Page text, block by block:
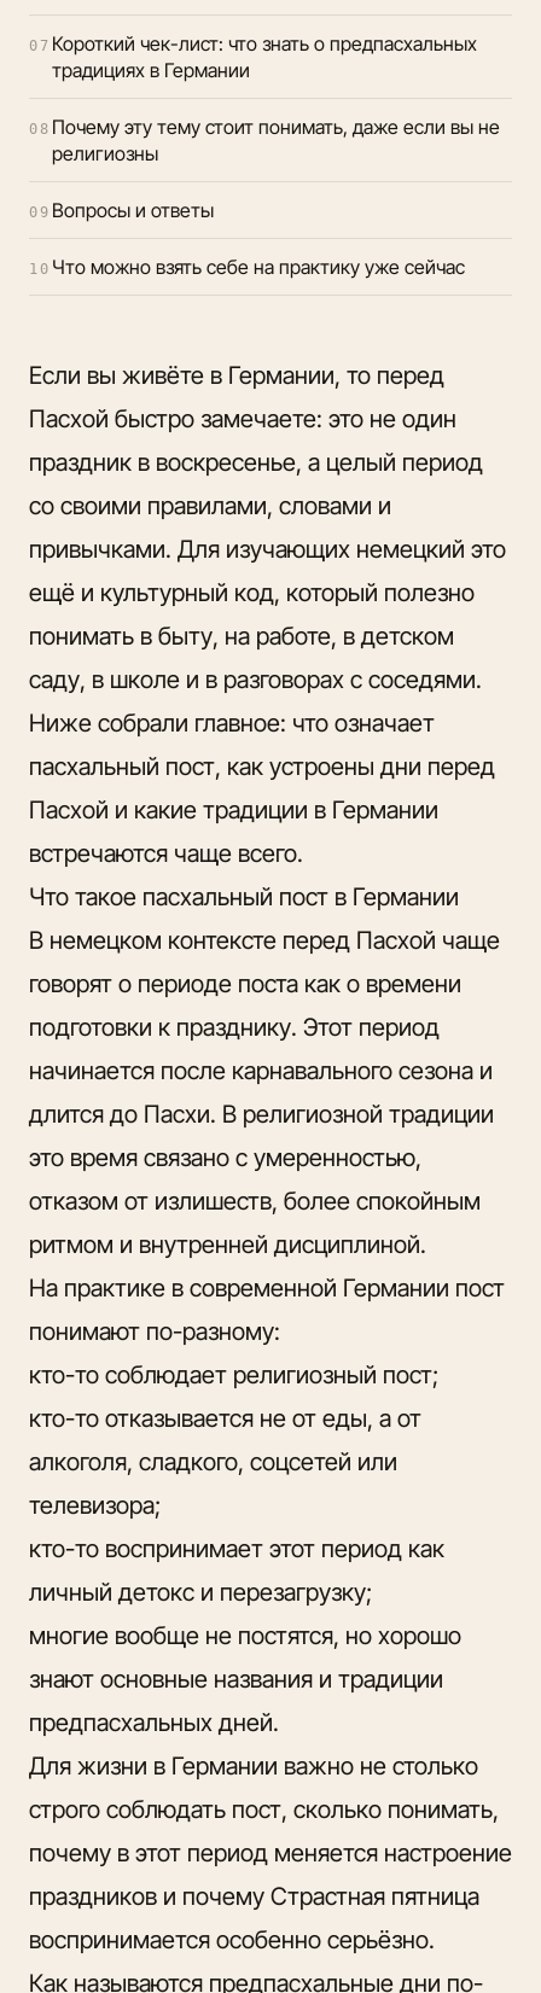
07 Короткий чек-лист: что знать о предпасхальных
традициях в Германии
08 Почему эту тему стоит понимать, даже если вы не
религиозны
09 Вопросы и ответы
10 Что можно взять себе на практику уже сейчас
Если вы живёте в Германии, то перед
Пасхой быстро замечаете: это не один
праздник в воскресенье, а целый период
со своими правилами, словами и
привычками. Для изучающих немецкий это
ещё и культурный код, который полезно
понимать в быту, на работе, в детском
саду, в школе и в разговорах с соседями.
Ниже собрали главное: что означает
пасхальный пост, как устроены дни перед
Пасхой и какие традиции в Германии
встречаются чаще всего.
Что такое пасхальный пост в Германии
В немецком контексте перед Пасхой чаще
говорят о периоде поста как о времени
подготовки к празднику. Этот период
начинается после карнавального сезона и
длится до Пасхи. В религиозной традиции
это время связано с умеренностью,
отказом от излишеств, более спокойным
ритмом и внутренней дисциплиной.
На практике в современной Германии пост
понимают по-разному:
кто-то соблюдает религиозный пост;
кто-то отказывается не от еды, а от
алкоголя, сладкого, соцсетей или
телевизора;
кто-то воспринимает этот период как
личный детокс и перезагрузку;
многие вообще не постятся, но хорошо
знают основные названия и традиции
предпасхальных дней.
Для жизни в Германии важно не столько
строго соблюдать пост, сколько понимать,
почему в этот период меняется настроение
праздников и почему Страстная пятница
воспринимается особенно серьёзно.
Как называются предпасхальные дни по-